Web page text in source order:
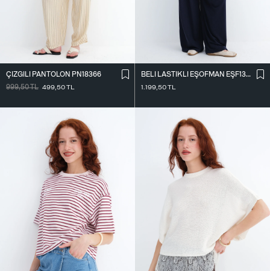
ÇIZGILI PANTOLON PN18366
999,50TL 499,50TL
BELI LASTIKLI EŞOFMAN EŞF13219
1.199,50TL